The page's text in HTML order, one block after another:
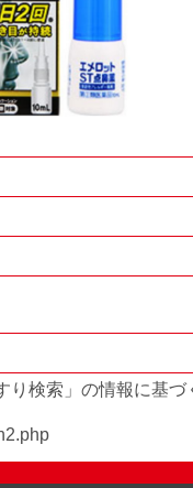
New Products
No.976
サン用刃棒
検索」の情報に基づ